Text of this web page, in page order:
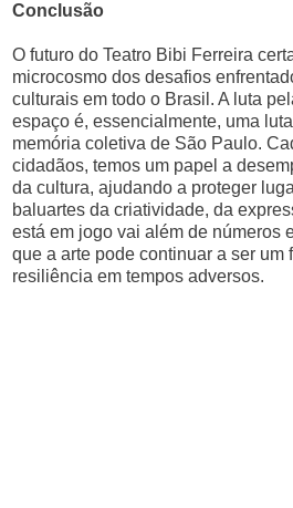
Conclusão
O futuro do Teatro Bibi Ferreira
microcosmo dos desafios
culturais em todo o Brasil. A luta
espaço é, essencialmente, uma
memória coletiva de São Paulo.
cidadãos, temos um papel a
da cultura, ajudando a proteger
baluartes da criatividade, da
está em jogo vai além de números
que a arte pode continuar a ser um
resiliência em tempos adversos.